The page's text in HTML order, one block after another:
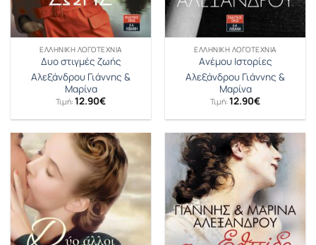
ΕΛΛΗΝΙΚΉ ΛΟΓΟΤΕΧΝΊΑ
Δυο στιγμές ζωής
Αλεξάνδρου Γιάννης &
Μαρίνα
Τιμή: 12.90€
ΕΛΛΗΝΙΚΉ ΛΟΓΟΤΕΧΝΊΑ
Aνέμου Ιστορίες
Αλεξάνδρου Γιάννης &
Μαρίνα
Τιμή: 12.90€